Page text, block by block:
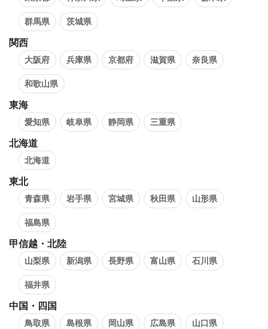
群馬県 茨城県
関西
大阪府 兵庫県 京都府 滋賀県 奈良県
和歌山県
東海
愛知県 岐阜県 静岡県 三重県
北海道
北海道
東北
青森県 岩手県 宮城県 秋田県 山形県
福島県
甲信越・北陸
山梨県 新潟県 長野県 富山県 石川県
福井県
中国・四国
鳥取県 島根県 岡山県 広島県 山口県